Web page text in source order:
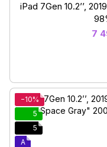
iPad 7Gen 10.2’’,
7
−10%
5
5
A